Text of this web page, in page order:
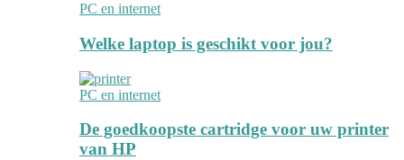
PC en internet
Welke laptop is geschikt voor jou?
PC en internet
De goedkoopste cartridge voor uw printer
van HP